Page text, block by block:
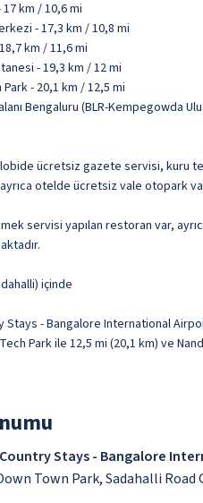
km / 10,6 mi
- 17,3 km / 10,8 mi
km / 11,6 mi
- 19,3 km / 12 mi
- 20,1 km / 12,5 mi
Bengaluru (BLR-Kempegowda
ücretsiz gazete servisi, kuru
otelde ücretsiz vale otopark
servisi yapılan restoran var,
içinde
Stays - Bangalore International
Park ile 12,5 mi (20,1 km) ve
Stays - Bangalore
Town Park, Sadahalli